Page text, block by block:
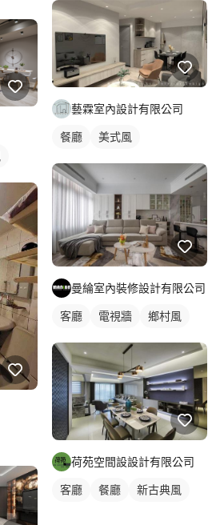
藝霖室內設計有限公司
餐廳 美式風
曼綸室內裝修設計有限公司
客廳 電視牆 鄉村風
荷苑空間設設計有限公司
客廳 餐廳 新古典風